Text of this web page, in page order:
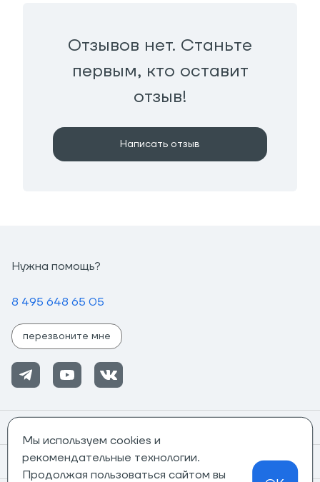
Отзывов нет. Станьте
первым, кто оставит
отзыв!
Написать отзыв
Нужна помощь?
8 495 648 65 05
перезвоните мне
Информация
Мы используем cookies и
рекомендательные технологии.
Продолжая пользоваться сайтом вы